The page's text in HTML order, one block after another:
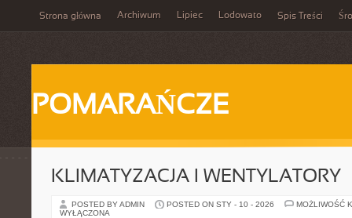
Strona główna Archiwum Lipiec Lodowato Spis Treści
POMARAŃCZE
KLIMATYZACJA I WENTYLATORY
POSTED BY ADMIN POSTED ON STY - 10 - 2026
MOŻLIWOŚĆ
WYŁĄCZONA